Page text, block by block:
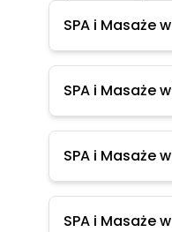
SPA i Masaże
SPA i Masaże
SPA i Masaże
SPA i Masaże